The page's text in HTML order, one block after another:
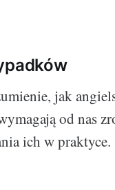
jak
od nas
ich w praktyce.